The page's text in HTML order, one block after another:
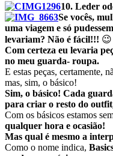
10. Leder
Se vocês,
uma viagem e só
levariam? Não é fácil!!! 😉
Com certeza eu levaria
no meu guarda- roupa.
E estas peças, certamente,
mas, sim, o básico!
Sim, o básico! Cada
para criar o resto do
Com os básicos estamos
qualquer hora e ocasião!
Mas qual é mesmo a
Como o nome indica,